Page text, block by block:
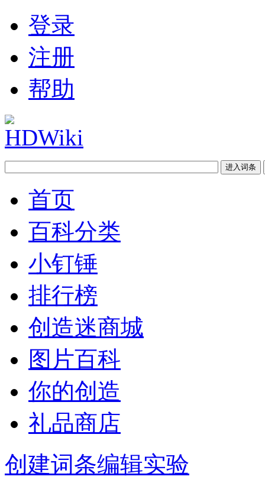
登录
注册
帮助
首页
百科分类
小钉锤
排行榜
创造迷商城
图片百科
你的创造
礼品商店
创建词条编辑实验